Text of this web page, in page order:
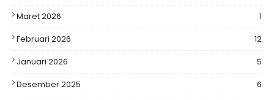
Maret 2026
1
Februari 2026
12
Januari 2026
5
Desember 2025
6